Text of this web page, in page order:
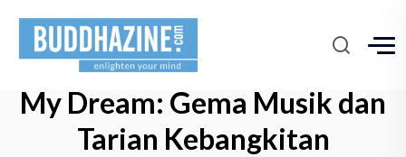
My Dream: Gema Musik dan
Tarian Kebangkitan